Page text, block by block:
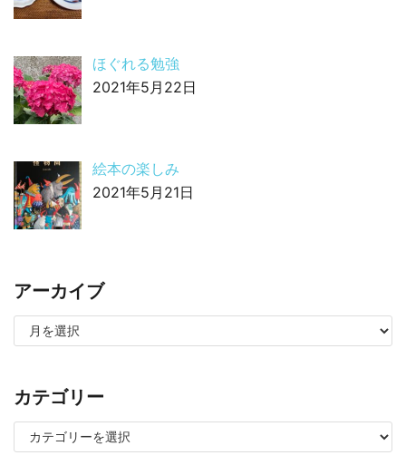
ほぐれる勉強
2021年5月22日
絵本の楽しみ
2021年5月21日
アーカイブ
カテゴリー